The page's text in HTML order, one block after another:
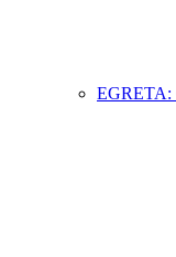
EGRETA: